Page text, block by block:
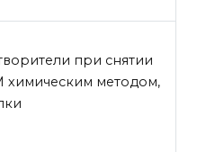
при снятии
методом,